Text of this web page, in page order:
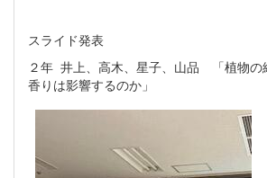
スライド発表
２年 井上、高木、星子、山品 「植物の
香りは影響するのか」